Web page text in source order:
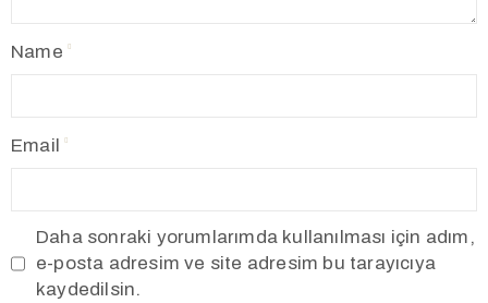
Name
Email
Daha sonraki yorumlarımda kullanılması için adım,
e-posta adresim ve site adresim bu tarayıcıya
kaydedilsin.